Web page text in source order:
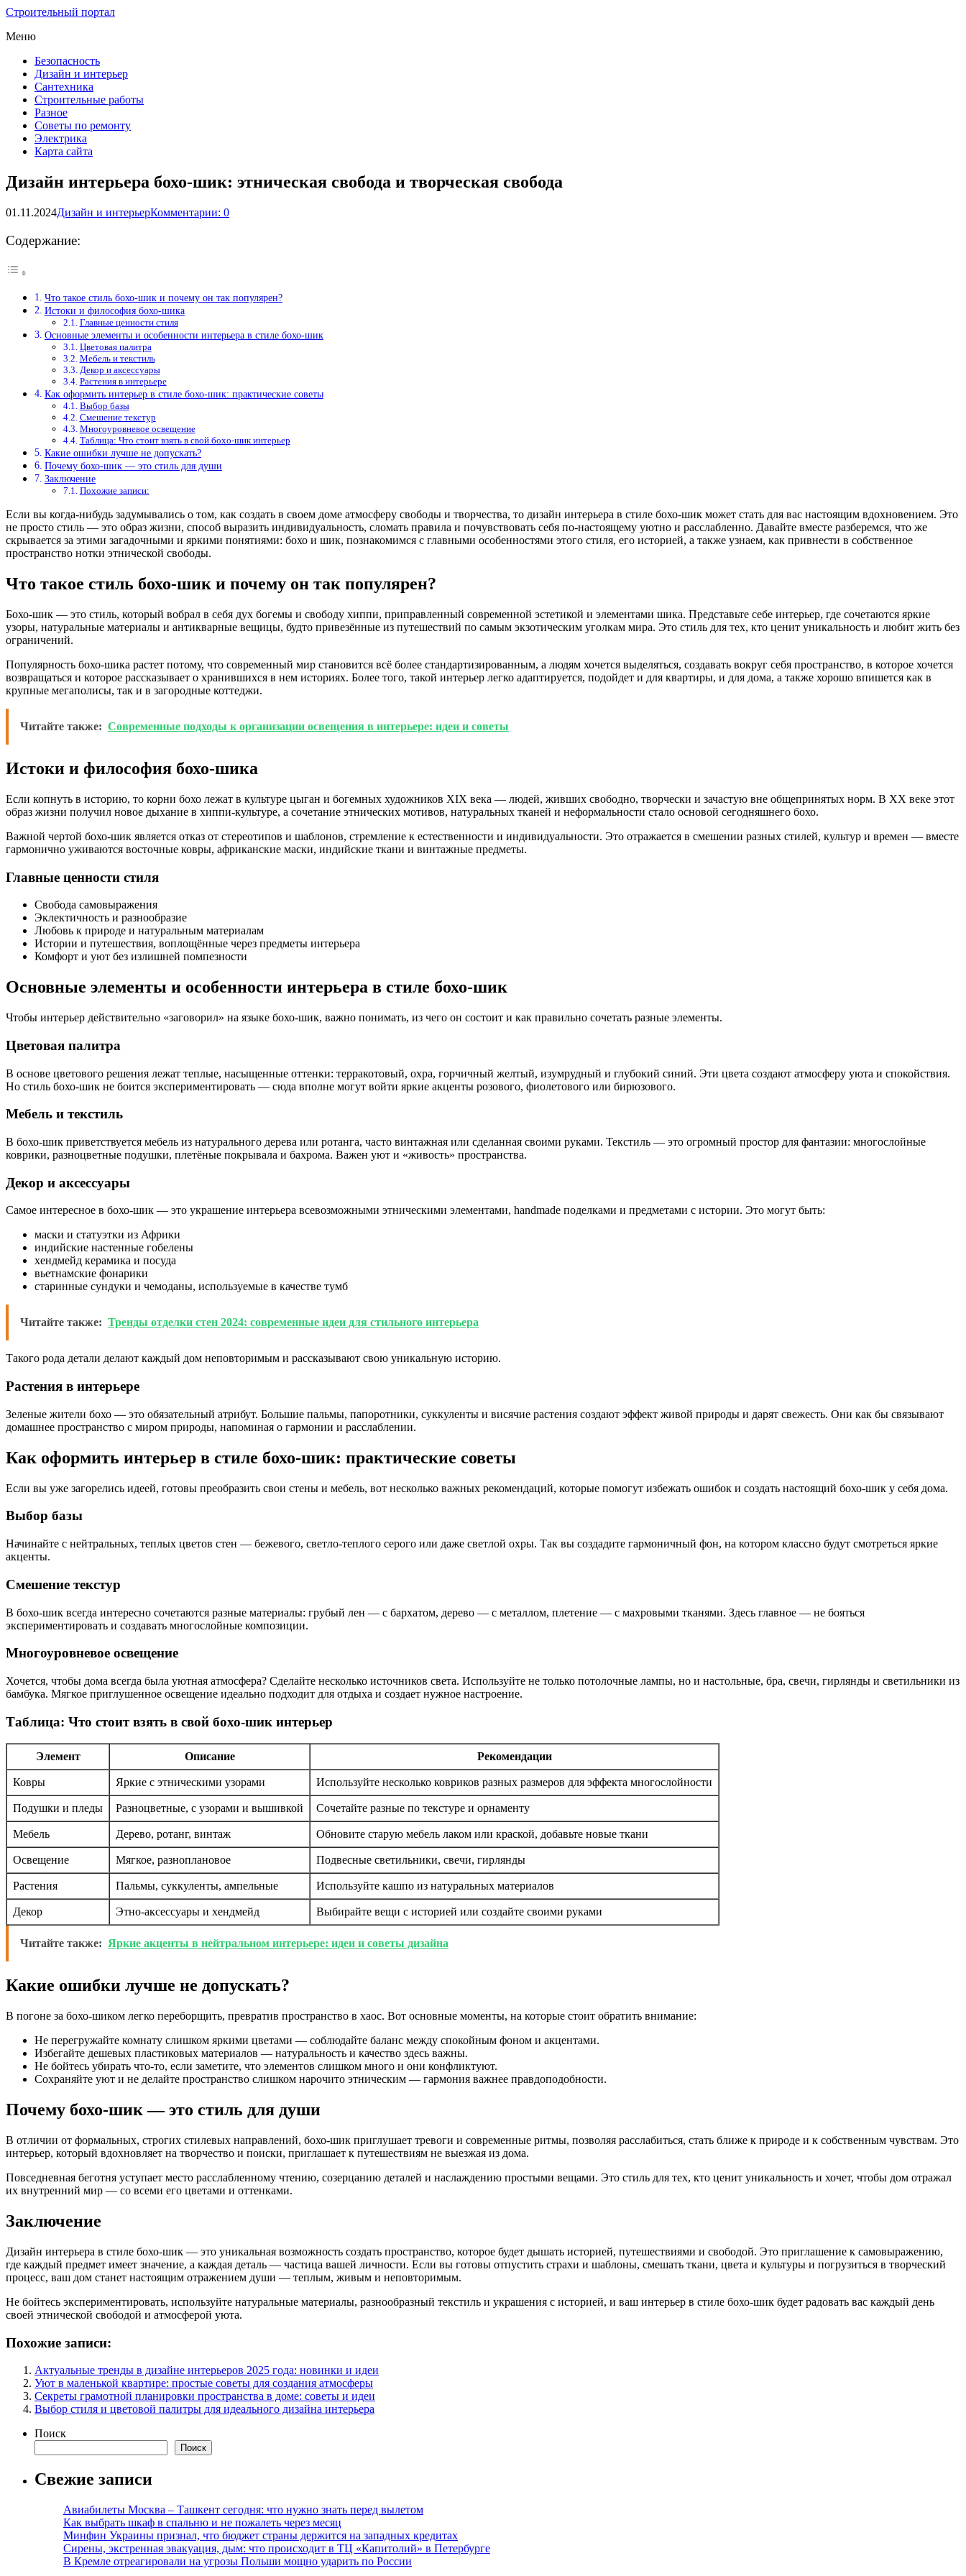
Строительный портал
Меню
Безопасность
Дизайн и интерьер
Сантехника
Строительные работы
Разное
Советы по ремонту
Электрика
Карта сайта
Дизайн интерьера бохо-шик: этническая свобода и творческая свобода
01.11.2024Дизайн и интерьерКомментарии: 0
Содержание:
Что такое стиль бохо-шик и почему он так популярен?
Истоки и философия бохо-шика
Главные ценности стиля
Основные элементы и особенности интерьера в стиле бохо-шик
Цветовая палитра
Мебель и текстиль
Декор и аксессуары
Растения в интерьере
Как оформить интерьер в стиле бохо-шик: практические советы
Выбор базы
Смешение текстур
Многоуровневое освещение
Таблица: Что стоит взять в свой бохо-шик интерьер
Какие ошибки лучше не допускать?
Почему бохо-шик — это стиль для души
Заключение
Похожие записи:
Если вы когда-нибудь задумывались о том, как создать в своем доме атмосферу свободы и творчества, то дизайн интерьера в стиле бохо-шик может стать для вас настоящим вдохновением. Это
не просто стиль — это образ жизни, способ выразить индивидуальность, сломать правила и почувствовать себя по-настоящему уютно и расслабленно. Давайте вместе разберемся, что же
скрывается за этими загадочными и яркими понятиями: бохо и шик, познакомимся с главными особенностями этого стиля, его историей, а также узнаем, как привнести в собственное
пространство нотки этнической свободы.
Что такое стиль бохо-шик и почему он так популярен?
Бохо-шик — это стиль, который вобрал в себя дух богемы и свободу хиппи, приправленный современной эстетикой и элементами шика. Представьте себе интерьер, где сочетаются яркие
узоры, натуральные материалы и антикварные вещицы, будто привезённые из путешествий по самым экзотическим уголкам мира. Это стиль для тех, кто ценит уникальность и любит жить без
ограничений.
Популярность бохо-шика растет потому, что современный мир становится всё более стандартизированным, а людям хочется выделяться, создавать вокруг себя пространство, в которое хочется
возвращаться и которое рассказывает о хранившихся в нем историях. Более того, такой интерьер легко адаптируется, подойдет и для квартиры, и для дома, а также хорошо впишется как в
крупные мегаполисы, так и в загородные коттеджи.
Читайте также: Современные подходы к организации освещения в интерьере: идеи и советы
Истоки и философия бохо-шика
Если копнуть в историю, то корни бохо лежат в культуре цыган и богемных художников XIX века — людей, живших свободно, творчески и зачастую вне общепринятых норм. В XX веке этот
образ жизни получил новое дыхание в хиппи-культуре, а сочетание этнических мотивов, натуральных тканей и неформальности стало основой сегодняшнего бохо.
Важной чертой бохо-шик является отказ от стереотипов и шаблонов, стремление к естественности и индивидуальности. Это отражается в смешении разных стилей, культур и времен — вместе
гармонично уживаются восточные ковры, африканские маски, индийские ткани и винтажные предметы.
Главные ценности стиля
Свобода самовыражения
Эклектичность и разнообразие
Любовь к природе и натуральным материалам
Истории и путешествия, воплощённые через предметы интерьера
Комфорт и уют без излишней помпезности
Основные элементы и особенности интерьера в стиле бохо-шик
Чтобы интерьер действительно «заговорил» на языке бохо-шик, важно понимать, из чего он состоит и как правильно сочетать разные элементы.
Цветовая палитра
В основе цветового решения лежат теплые, насыщенные оттенки: терракотовый, охра, горчичный желтый, изумрудный и глубокий синий. Эти цвета создают атмосферу уюта и спокойствия.
Но стиль бохо-шик не боится экспериментировать — сюда вполне могут войти яркие акценты розового, фиолетового или бирюзового.
Мебель и текстиль
В бохо-шик приветствуется мебель из натурального дерева или ротанга, часто винтажная или сделанная своими руками. Текстиль — это огромный простор для фантазии: многослойные
коврики, разноцветные подушки, плетёные покрывала и бахрома. Важен уют и «живость» пространства.
Декор и аксессуары
Самое интересное в бохо-шик — это украшение интерьера всевозможными этническими элементами, handmade поделками и предметами с истории. Это могут быть:
маски и статуэтки из Африки
индийские настенные гобелены
хендмейд керамика и посуда
вьетнамские фонарики
старинные сундуки и чемоданы, используемые в качестве тумб
Читайте также: Тренды отделки стен 2024: современные идеи для стильного интерьера
Такого рода детали делают каждый дом неповторимым и рассказывают свою уникальную историю.
Растения в интерьере
Зеленые жители бохо — это обязательный атрибут. Большие пальмы, папоротники, суккуленты и висячие растения создают эффект живой природы и дарят свежесть. Они как бы связывают
домашнее пространство с миром природы, напоминая о гармонии и расслаблении.
Как оформить интерьер в стиле бохо-шик: практические советы
Если вы уже загорелись идеей, готовы преобразить свои стены и мебель, вот несколько важных рекомендаций, которые помогут избежать ошибок и создать настоящий бохо-шик у себя дома.
Выбор базы
Начинайте с нейтральных, теплых цветов стен — бежевого, светло-теплого серого или даже светлой охры. Так вы создадите гармоничный фон, на котором классно будут смотреться яркие
акценты.
Смешение текстур
В бохо-шик всегда интересно сочетаются разные материалы: грубый лен — с бархатом, дерево — с металлом, плетение — с махровыми тканями. Здесь главное — не бояться
экспериментировать и создавать многослойные композиции.
Многоуровневое освещение
Хочется, чтобы дома всегда была уютная атмосфера? Сделайте несколько источников света. Используйте не только потолочные лампы, но и настольные, бра, свечи, гирлянды и светильники из
бамбука. Мягкое приглушенное освещение идеально подходит для отдыха и создает нужное настроение.
Таблица: Что стоит взять в свой бохо-шик интерьер
Элемент Описание Рекомендации
Ковры Яркие с этническими узорами Используйте несколько ковриков разных размеров для эффекта многослойности
Подушки и пледы Разноцветные, с узорами и вышивкой Сочетайте разные по текстуре и орнаменту
Мебель Дерево, ротанг, винтаж Обновите старую мебель лаком или краской, добавьте новые ткани
Освещение Мягкое, разноплановое Подвесные светильники, свечи, гирлянды
Растения Пальмы, суккуленты, ампельные Используйте кашпо из натуральных материалов
Декор Этно-аксессуары и хендмейд Выбирайте вещи с историей или создайте своими руками
Читайте также: Яркие акценты в нейтральном интерьере: идеи и советы дизайна
Какие ошибки лучше не допускать?
В погоне за бохо-шиком легко переборщить, превратив пространство в хаос. Вот основные моменты, на которые стоит обратить внимание:
Не перегружайте комнату слишком яркими цветами — соблюдайте баланс между спокойным фоном и акцентами.
Избегайте дешевых пластиковых материалов — натуральность и качество здесь важны.
Не бойтесь убирать что-то, если заметите, что элементов слишком много и они конфликтуют.
Сохраняйте уют и не делайте пространство слишком нарочито этническим — гармония важнее правдоподобности.
Почему бохо-шик — это стиль для души
В отличии от формальных, строгих стилевых направлений, бохо-шик приглушает тревоги и современные ритмы, позволяя расслабиться, стать ближе к природе и к собственным чувствам. Это
интерьер, который вдохновляет на творчество и поиски, приглашает к путешествиям не выезжая из дома.
Повседневная беготня уступает место расслабленному чтению, созерцанию деталей и наслаждению простыми вещами. Это стиль для тех, кто ценит уникальность и хочет, чтобы дом отражал
их внутренний мир — со всеми его цветами и оттенками.
Заключение
Дизайн интерьера в стиле бохо-шик — это уникальная возможность создать пространство, которое будет дышать историей, путешествиями и свободой. Это приглашение к самовыражению,
где каждый предмет имеет значение, а каждая деталь — частица вашей личности. Если вы готовы отпустить страхи и шаблоны, смешать ткани, цвета и культуры и погрузиться в творческий
процесс, ваш дом станет настоящим отражением души — теплым, живым и неповторимым.
Не бойтесь экспериментировать, используйте натуральные материалы, разнообразный текстиль и украшения с историей, и ваш интерьер в стиле бохо-шик будет радовать вас каждый день
своей этнической свободой и атмосферой уюта.
Похожие записи:
Актуальные тренды в дизайне интерьеров 2025 года: новинки и идеи
Уют в маленькой квартире: простые советы для создания атмосферы
Секреты грамотной планировки пространства в доме: советы и идеи
Выбор стиля и цветовой палитры для идеального дизайна интерьера
Поиск
Поиск
Свежие записи
Авиабилеты Москва – Ташкент сегодня: что нужно знать перед вылетом
Как выбрать шкаф в спальню и не пожалеть через месяц
Минфин Украины признал, что бюджет страны держится на западных кредитах
Сирены, экстренная эвакуация, дым: что происходит в ТЦ «Капитолий» в Петербурге
В Кремле отреагировали на угрозы Польши мощно ударить по России